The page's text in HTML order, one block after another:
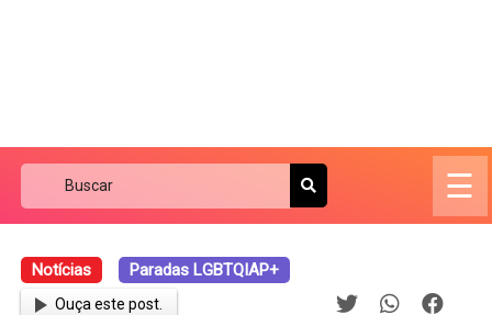
☰
Notícias Paradas LGBTQIAP+
Ouça este post.